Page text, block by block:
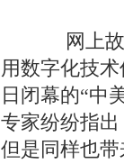
网上故
用数字化技
日闭幕的“中
专家纷纷指
但是同样也